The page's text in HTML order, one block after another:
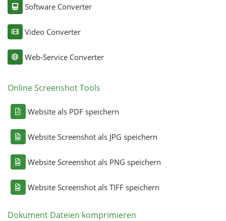
Software Converter
Video Converter
Web-Service Converter
Online Screenshot Tools
Website als PDF speichern
Website Screenshot als JPG speichern
Website Screenshot als PNG speichern
Website Screenshot als TIFF speichern
Dokument Dateien komprimieren